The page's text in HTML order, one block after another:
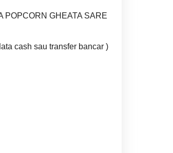
POPCORN GHEATA SARE
cash sau transfer bancar )